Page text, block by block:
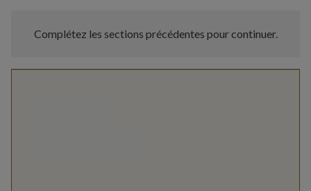
Complétez les sections précédentes pour continuer.